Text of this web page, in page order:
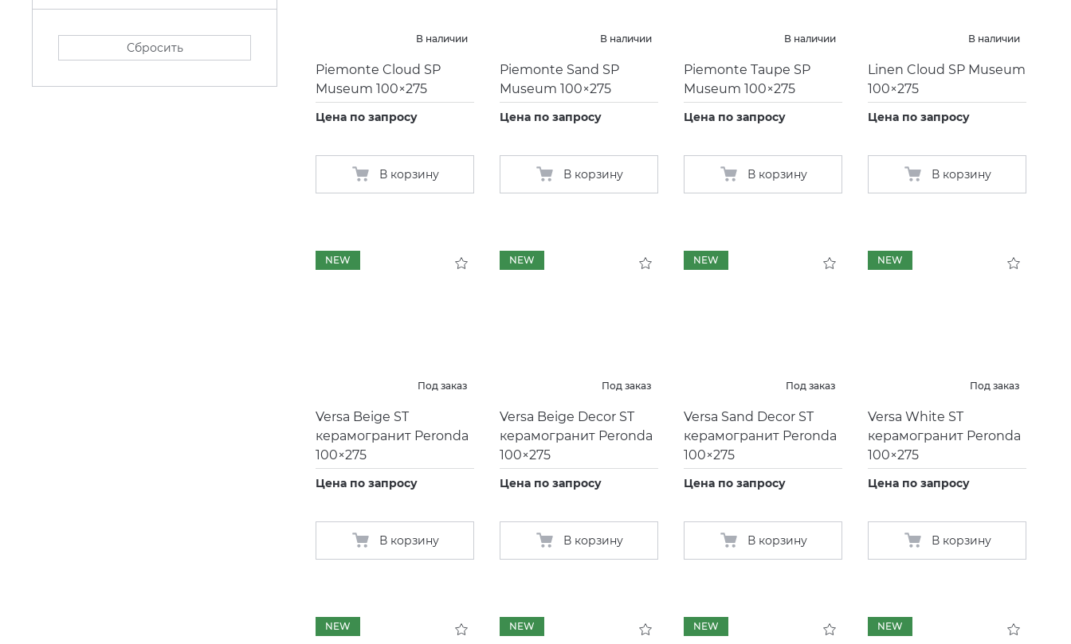
Сбросить
В наличии
Piemonte Cloud SP
Museum 100×275
Цена по запросу
В корзину
В наличии
Piemonte Sand SP
Museum 100×275
Цена по запросу
В корзину
В наличии
Piemonte Taupe SP
Museum 100×275
Цена по запросу
В корзину
В наличии
Linen Cloud SP Museum
100×275
Цена по запросу
В корзину
NEW
Под заказ
Versa Beige ST
керамогранит Peronda
100×275
Цена по запросу
В корзину
NEW
Под заказ
Versa Beige Decor ST
керамогранит Peronda
100×275
Цена по запросу
В корзину
NEW
Под заказ
Versa Sand Decor ST
керамогранит Peronda
100×275
Цена по запросу
В корзину
NEW
Под заказ
Versa White ST
керамогранит Peronda
100×275
Цена по запросу
В корзину
NEW NEW NEW NEW